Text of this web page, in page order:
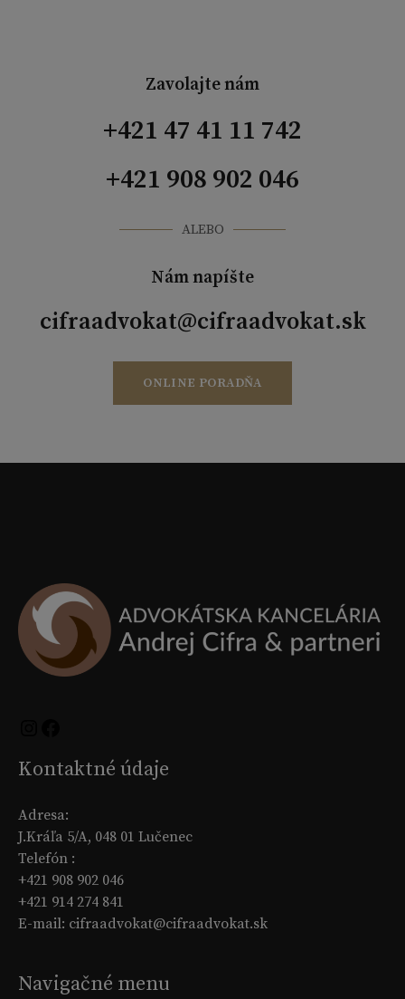
Zavolajte nám
+421 47 41 11 742
+421 908 902 046
ALEBO
Nám napíšte
cifraadvokat@cifraadvokat.sk
ONLINE PORADŇA
Kontaktné údaje
Adresa:
J.Kráľa 5/A, 048 01 Lučenec
Telefón :
+421 908 902 046
+421 914 274 841
E-mail: cifraadvokat@cifraadvokat.sk
Navigačné menu